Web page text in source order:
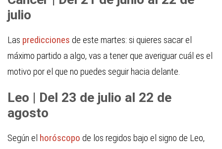
julio
Las predicciones de este martes: si quieres sacar el
máximo partido a algo, vas a tener que averiguar cuál es el
motivo por el que no puedes seguir hacia delante.
Leo | Del 23 de julio al 22 de
agosto
Según el horóscopo de los regidos bajo el signo de Leo,